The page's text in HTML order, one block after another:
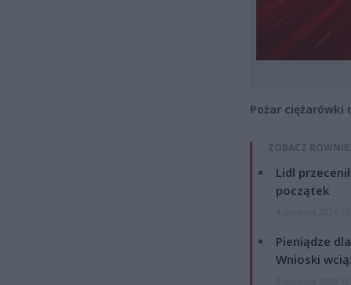
Pożar ciężarówki
ZOBACZ
Lidl
początek
Pieniądze
Wnioski